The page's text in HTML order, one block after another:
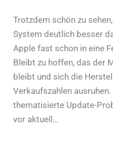
Trotzdem schön zu
System deutlich besser
Apple fast schon in eine
Bleibt zu hoffen, das der
bleibt und sich die
Verkaufszahlen
thematisierte Update-
vor aktuell…